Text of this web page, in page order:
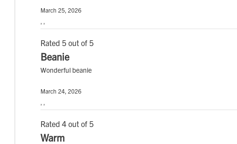
March 25, 2026
Rated 5 out of 5
Beanie
Wonderful beanie
March 24, 2026
Rated 4 out of 5
Warm